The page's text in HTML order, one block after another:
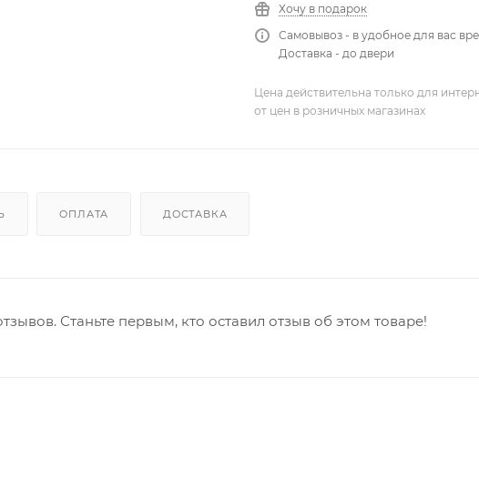
Хочу в подарок
Самовывоз - в удобное для вас
Доставка - до двери
Цена действительна только для
от цен в розничных магазинах
ОПЛАТА ДОСТАВКА
Станьте первым, кто оставил отзыв об этом товаре!